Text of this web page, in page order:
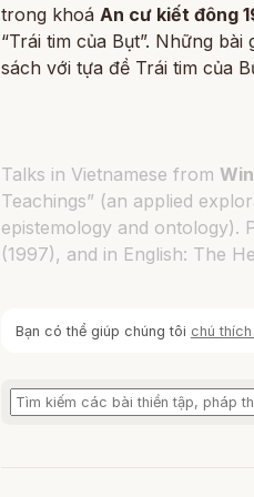
trong khoá An cư kiết đông
“Trái tim của Bụt”. Những
sách với tựa đề Trái tim của
Talks in Vietnamese from
Teachings” (an applied
epistemology and ontology).
(1997), and in English: The
Bạn có thể giúp chúng tôi chú